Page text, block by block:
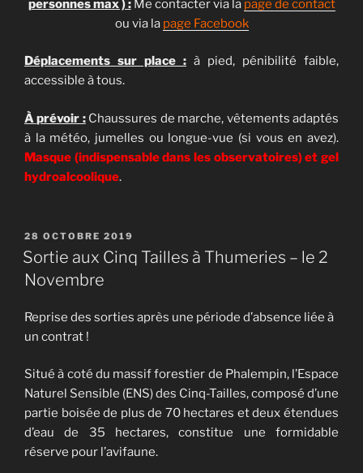
personnes max ) :Me contacter via la page de contact
ou via la page Facebook
Déplacements sur place : à pied, pénibilité faible,
accessible à tous.
À prévoir :Chaussures de marche, vêtements adaptés
à la météo, jumelles ou longue-vue (si vous en avez).
Masque (indispensable dans les observatoires) et gel
hydroalcoolique.
PUBLIÉ
LE
28 OCTOBRE 2019
Sortie aux Cinq Tailles à Thumeries – le 2
Novembre
Reprise des sorties après une période d’absence liée à
un contrat !
Situé à coté du massif forestier de Phalempin, l’Espace
Naturel Sensible (ENS) des Cinq-Tailles, composé d’une
partie boisée de plus de 70 hectares et deux étendues
d’eau de 35 hectares, constitue une formidable
réserve pour l’avifaune.